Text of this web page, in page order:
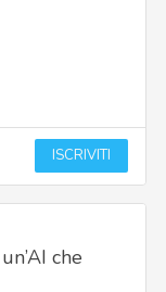
ISCRIVITI
che